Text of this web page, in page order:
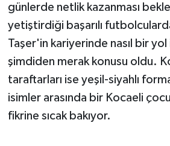
günlerde netlik kazanması
yetiştirdiği başarılı
Taşer'in kariyerinde nasıl bir
şimdiden merak konusu oldu.
taraftarları ise yeşil-siyahlı
isimler arasında bir Kocaeli
fikrine sıcak bakıyor.